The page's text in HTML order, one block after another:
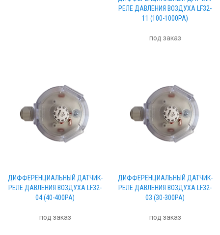
РЕЛЕ ДАВЛЕНИЯ ВОЗДУХА LF32-
11 (100-1000PA)
под заказ
ДИФФЕРЕНЦИАЛЬНЫЙ ДАТЧИК-
РЕЛЕ ДАВЛЕНИЯ ВОЗДУХА LF32-
04 (40-400PA)
под заказ
ДИФФЕРЕНЦИАЛЬНЫЙ ДАТЧИК-
РЕЛЕ ДАВЛЕНИЯ ВОЗДУХА LF32-
03 (30-300PA)
под заказ